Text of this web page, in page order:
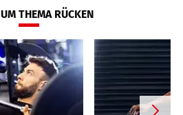
THEMA RÜCKEN